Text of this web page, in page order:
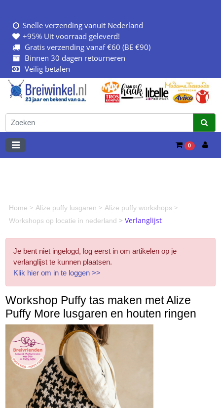
Snelle verzending vanuit Nederland
+95% Uit voorraad geleverd!
Gratis verzending vanaf €60 (BE €90)
Binnen 30 dagen retourneren
Veilig betalen
0
Home >Alize puffy lusgaren >Alize puffy workshops >
Workshops op locatie in nederland > Verlanglijst
Je bent niet ingelogd, log eerst in om artikelen op je
verlanglijst te kunnen plaatsen.
Klik hier om in te loggen >>
Workshop Puffy tas maken met Alize
Puffy More lusgaren en houten ringen